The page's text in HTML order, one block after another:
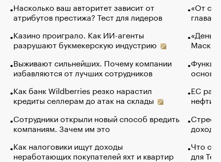
Насколько ваш авторитет зависит от
атрибутов престижа? Тест для лидеров
Казино проиграло. Как ИИ-агенты
разрушают букмекерскую индустрию
Выживают сильнейших. Почему компании
избавляются от лучших сотрудников
Как банк Wildberries резко нарастил
кредиты селлерам до атак на склады
Сотрудники открыли новый способ вредить
компаниям. Зачем им это
Как налоговики ищут доходы
неработающих покупателей яхт и квартир
«От
глава
Маск в
основ
ЕС
нефти
Что
для